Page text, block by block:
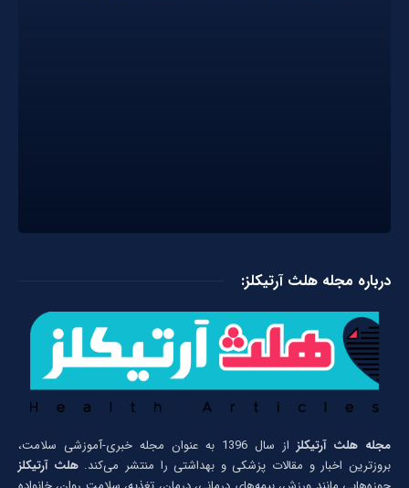
درباره مجله هلث آرتیکلز:
مجله هلث آرتیکلز
از سال 1396 به عنوان مجله خبری-آموزشی سلامت،
بروزترین اخبار و مقالات پزشکی و بهداشتی را منتشر می‌کند.هلث آرتیکلز